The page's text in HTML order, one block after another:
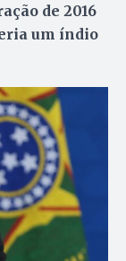
de 2016
um índio